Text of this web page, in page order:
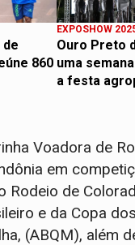
de
860
EXPOSHOW
Ouro Preto
uma
a festa
Voadora de
em
de
e da Copa
(ABQM), além